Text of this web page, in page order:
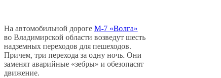
На автомобильной дороге М-7 «Волга»
во Владимирской области возведут шесть
надземных переходов для пешеходов.
Причем, три перехода за одну ночь. Они
заменят аварийные «зебры» и обезопасят
движение.